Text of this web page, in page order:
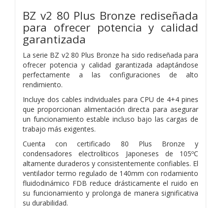
BZ v2 80 Plus Bronze rediseñada
para ofrecer potencia y calidad
garantizada
La serie BZ v2 80 Plus Bronze ha sido rediseñada para
ofrecer potencia y calidad garantizada adaptándose
perfectamente a las configuraciones de alto
rendimiento.
Incluye dos cables individuales para CPU de 4+4 pines
que proporcionan alimentación directa para asegurar
un funcionamiento estable incluso bajo las cargas de
trabajo más exigentes.
Cuenta con certificado 80 Plus Bronze y
condensadores electrolíticos Japoneses de 105ºC
altamente duraderos y consistentemente confiables. El
ventilador termo regulado de 140mm con rodamiento
fluidodinámico FDB reduce drásticamente el ruido en
su funcionamiento y prolonga de manera significativa
su durabilidad.